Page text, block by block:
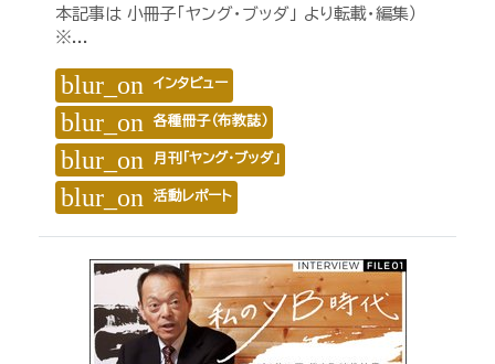
本記事は 小冊子「ヤング・ブッダ」 より転載・編集）
※...
blur_on インタビュー
blur_on 各種冊子（布教誌）
blur_on 月刊「ヤング・ブッダ」
blur_on 活動レポート